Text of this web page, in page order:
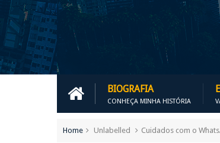
BIOGRAFIA
CONHEÇA MINHA HISTÓRIA
Home Unlabelled Cuidados com o